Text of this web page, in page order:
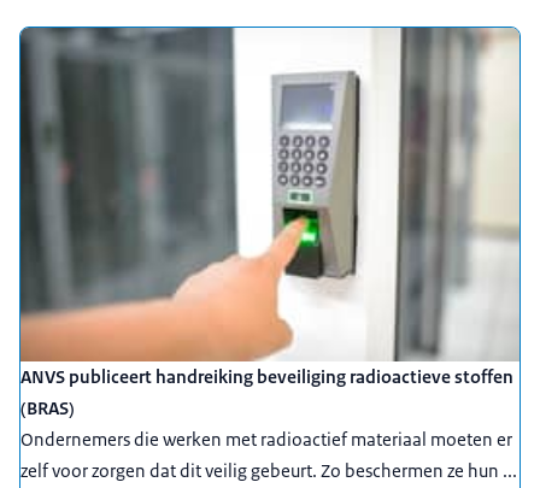
ANVS publiceert handreiking beveiliging radioactieve stoffen
(BRAS)
Ondernemers die werken met radioactief materiaal moeten er
zelf voor zorgen dat dit veilig gebeurt. Zo beschermen ze hun ...